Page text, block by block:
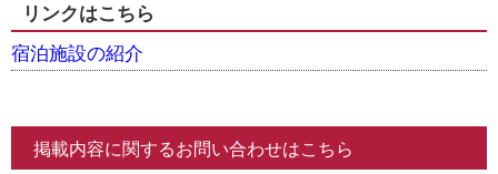
リンクはこちら
宿泊施設の紹介
掲載内容に関するお問い合わせはこちら